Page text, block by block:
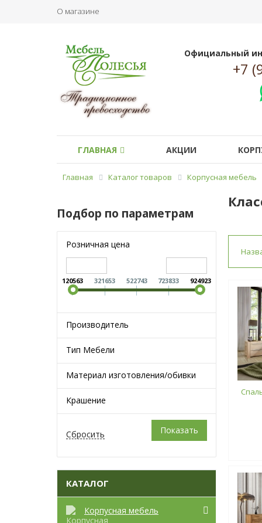
О магазине
Официальный
+7
ГЛАВНАЯ АКЦИИ
Главная Каталог товаров Корпусная мебель
Подбор по параметрам
Розничная цена
120563 321653 522743 723833 924923
Производитель
Тип Мебели
Материал изготовления/обивки
Крашение
КАТАЛОГ
Корпусная мебель